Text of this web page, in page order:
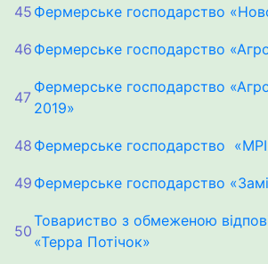
45 Фермерське господарство
46 Фермерське господарство
47
Фермерське господарство
2019»
48 Фермерське господарство
49 Фермерське господарство
50
Товариство з обмеженою
«Терра Потічок»